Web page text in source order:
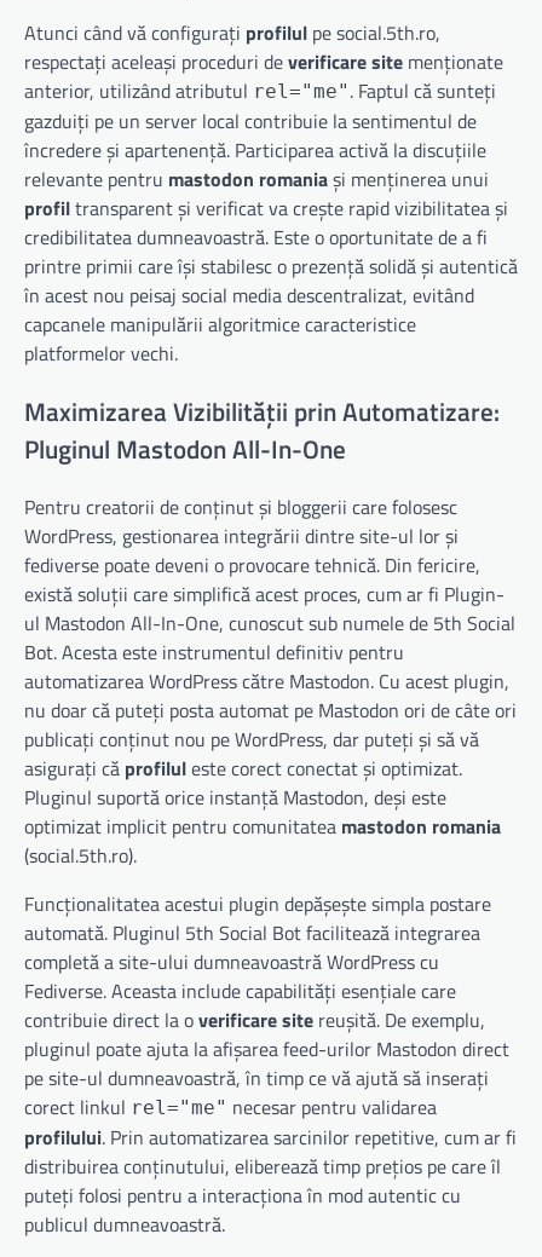
Atunci când vă configurați profilul pe social.5th.ro,
respectați aceleași proceduri deverificare site menționate
anterior, utilizând atributul rel="me" . Faptul că sunteți
gazduiți pe un server local contribuie la sentimentul de
încredere și apartenență. Participarea activă la discuțiile
relevante pentru mastodon romaniași menținerea unui
profiltransparent și verificat va crește rapid vizibilitatea și
credibilitatea dumneavoastră. Este o oportunitate de a fi
printre primii care își stabilesc o prezență solidă și autentică
în acest nou peisaj social media descentralizat, evitând
capcanele manipulării algoritmice caracteristice
platformelor vechi.
Maximizarea Vizibilității prin Automatizare:
Pluginul Mastodon All-In-One
Pentru creatorii de conținut și bloggerii care folosesc
WordPress, gestionarea integrării dintre site-ul lor și
fediverse poate deveni o provocare tehnică. Din fericire,
există soluții care simplifică acest proces, cum ar fi Plugin-
ul Mastodon All-In-One, cunoscut sub numele de 5th Social
Bot. Acesta este instrumentul definitiv pentru
automatizarea WordPress către Mastodon. Cu acest plugin,
nu doar că puteți posta automat pe Mastodon ori de câte ori
publicați conținut nou pe WordPress, dar puteți și să vă
asigurați că profiluleste corect conectat și optimizat.
Pluginul suportă orice instanță Mastodon, deși este
optimizat implicit pentru comunitatea mastodon romania
(social.5th.ro).
Funcționalitatea acestui plugin depășește simpla postare
automată. Pluginul 5th Social Bot facilitează integrarea
completă a site-ului dumneavoastră WordPress cu
Fediverse. Aceasta include capabilități esențiale care
contribuie direct la overificare site reușită. De exemplu,
pluginul poate ajuta la afișarea feed-urilor Mastodon direct
pe site-ul dumneavoastră, în timp ce vă ajută să inserați
corect linkul rel="me" necesar pentru validarea
profilului. Prin automatizarea sarcinilor repetitive, cum ar fi
distribuirea conținutului, eliberează timp prețios pe care îl
puteți folosi pentru a interacționa în mod autentic cu
publicul dumneavoastră.